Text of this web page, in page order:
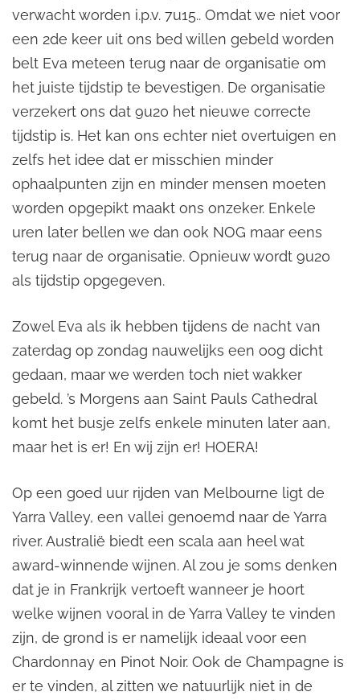
verwacht worden i.p.v. 7u15.. Omdat we niet voor
een 2de keer uit ons bed willen gebeld worden
belt Eva meteen terug naar de organisatie om
het juiste tijdstip te bevestigen. De organisatie
verzekert ons dat 9u20 het nieuwe correcte
tijdstip is. Het kan ons echter niet overtuigen en
zelfs het idee dat er misschien minder
ophaalpunten zijn en minder mensen moeten
worden opgepikt maakt ons onzeker. Enkele
uren later bellen we dan ook NOG maar eens
terug naar de organisatie. Opnieuw wordt 9u20
als tijdstip opgegeven.
Zowel Eva als ik hebben tijdens de nacht van
zaterdag op zondag nauwelijks een oog dicht
gedaan, maar we werden toch niet wakker
gebeld. ’s Morgens aan Saint Pauls Cathedral
komt het busje zelfs enkele minuten later aan,
maar het is er! En wij zijn er! HOERA!
Op een goed uur rijden van Melbourne ligt de
Yarra Valley, een vallei genoemd naar de Yarra
river. Australië biedt een scala aan heel wat
award-winnende wijnen. Al zou je soms denken
dat je in Frankrijk vertoeft wanneer je hoort
welke wijnen vooral in de Yarra Valley te vinden
zijn, de grond is er namelijk ideaal voor een
Chardonnay en Pinot Noir. Ook de Champagne is
er te vinden, al zitten we natuurlijk niet in de